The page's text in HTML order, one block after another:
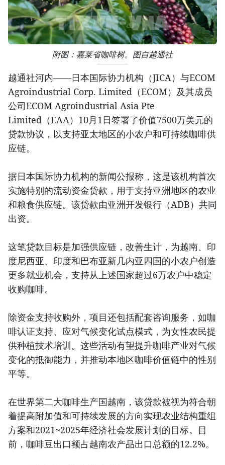
附图：嘉莱省咖啡树。图自越通社
越通社河内——日本国际协力机构（JICA）与ECOM
Agroindustrial Corp. Limited（ECOM）及其成员
公司ECOM Agroindustrial Asia Pte
Limited（EAA）10月1日签署了价值7500万美元的
贷款协议，以支持亚太地区的小农户和可持续咖啡供
应链。
据日本国际协力机构的新闻公报称，这是该机构首次
实施特别的流动资金贷款，用于支持亚洲地区的农业
和粮食供应链。该贷款由亚洲开发银行（ADB）共同
出资。
这笔贷款目标是加强供应链，改善生计，为越南、印
度尼西亚、印度和巴布亚新几内亚四国的小农户创造
更多就业机会，支持从上述国家超过6万农户中稳定
收购咖啡。
除资金支持收购外，项目还包括配套咨询服务，如咖
啡认证支持、应对气候变化试点模式，为女性农民提
供种植技术培训。这些活动有望提升咖啡产业对气候
变化的抵御能力，并推动本地区咖啡价值链中的性别
平等。
在世界第二大咖啡生产国越南，该贷款被视为符合朝
着提高附加值和可持续发展的方向实现农业结构重组
方案和2021~2025年经济社会发展计划的目标。目
前，咖啡豆出口额占越南农产品出口总额的12.2%。